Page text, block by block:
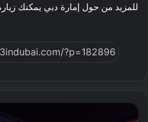
للمزيد من حول إمارة دبي يمكنك